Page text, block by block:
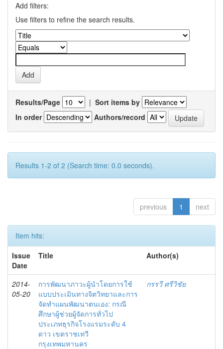
Add filters:
Use filters to refine the search results.
Results/Page | Sort items by
In order
Authors/record
Results 1-2 of 2 (Search time: 0.0 seconds).
previous 1 next
Item hits:
Issue
Date
Title Author(s)
2014-
05-20
การพัฒนาภาวะผู้นำโดยการใช้
แบบประเมินทางจิตวิทยาและการ
จัดทำแผนพัฒนาตนเอง: กรณี
ศึกษาผู้ช่วยผู้จัดการทั่วไป
ประเภทธุรกิจโรงแรมระดับ 4
ดาว เขตราชเทวี
กรุงเทพมหานคร
กรรวี ศรีวิชัย